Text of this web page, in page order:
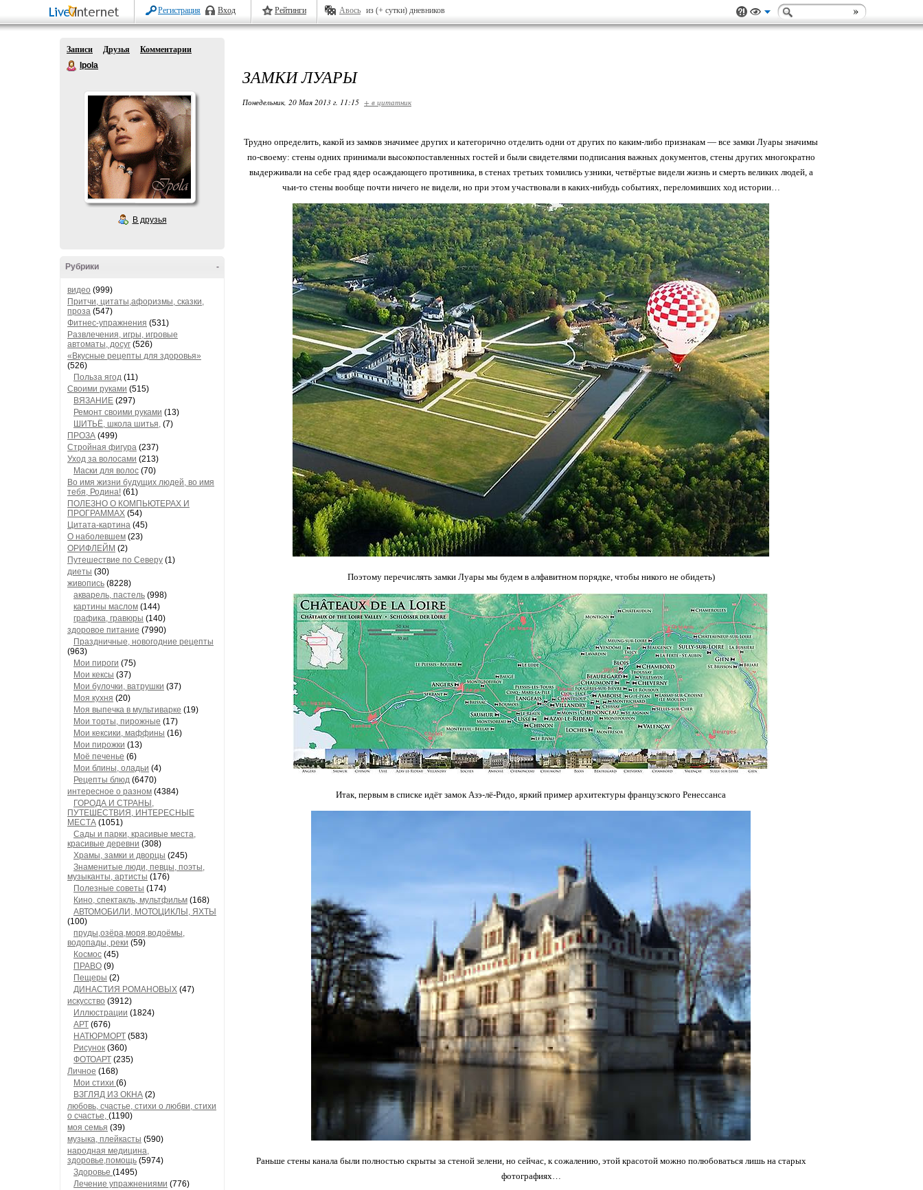
Регистрация Вход Рейтинги Авось из (+ сутки) дневников
Записи Друзья
Комментарии
Ipola
В друзья
-
Рубрики
видео (999)
Притчи, цитаты,афоризмы, сказки,
проза (547)
Фитнес-упражнения (531)
Развлечения, игры, игровые
автоматы, досуг (526)
«Вкусные рецепты для здоровья»
(526)
Польза ягод (11)
Своими руками (515)
ВЯЗАНИЕ (297)
Ремонт своими руками (13)
ШИТЬЁ, школа шитья, (7)
ПРОЗА (499)
Стройная фигура (237)
Уход за волосами (213)
Маски для волос (70)
Во имя жизни будущих людей, во имя
тебя, Родина! (61)
ПОЛЕЗНО О КОМПЬЮТЕРАХ И
ПРОГРАММАХ (54)
Цитата-картина (45)
О наболевшем (23)
ОРИФЛЕЙМ (2)
Путешествие по Северу (1)
диеты (30)
живопись (8228)
акварель, пастель (998)
картины маслом (144)
графика, гравюры (140)
здоровое питание (7990)
Праздничные, новогодние рецепты
(963)
Мои пироги (75)
Мои кексы (37)
Мои булочки, ватрушки (37)
Моя кухня (20)
Моя выпечка в мультиварке (19)
Мои торты, пирожные (17)
Мои кексики, маффины (16)
Мои пирожки (13)
Моё печенье (6)
Мои блины, оладьи (4)
Рецепты блюд (6470)
интересное о разном (4384)
ГОРОДА И СТРАНЫ,
ПУТЕШЕСТВИЯ, ИНТЕРЕСНЫЕ
МЕСТА (1051)
Сады и парки, красивые места,
красивые деревни (308)
Храмы, замки и дворцы (245)
Знаменитые люди, певцы, поэты,
музыканты, артисты (176)
Полезные советы (174)
Кино, спектакль, мультфильм (168)
АВТОМОБИЛИ, МОТОЦИКЛЫ, ЯХТЫ
(100)
пруды,озёра,моря,водоёмы,
водопады, реки (59)
Космос (45)
ПРАВО (9)
Пещеры (2)
ДИНАСТИЯ РОМАНОВЫХ (47)
искусство (3912)
Иллюстрации (1824)
АРТ (676)
НАТЮРМОРТ (583)
Рисунок (360)
ФОТОАРТ (235)
Личное (168)
Мои стихи (6)
ВЗГЛЯД ИЗ ОКНА (2)
любовь, счастье, стихи о любви, стихи
о счастье, (1190)
моя семья (39)
музыка, плейкасты (590)
народная медицина,
здоровье,помощь (5974)
Здоровье (1495)
Лечение упражнениями (776)
ЗАМКИ ЛУАРЫ
Понедельник, 20 Мая 2013 г. 11:15 + в цитатник
Трудно определить, какой из замков значимее других и категорично отделить одни от других по каким-либо признакам — все замки Луары значимы
по-своему: стены одних принимали высокопоставленных гостей и были свидетелями подписания важных документов, стены других многократно
выдерживали на себе град ядер осаждающего противника, в стенах третьих томились узники, четвёртые видели жизнь и смерть великих людей, а
чьи-то стены вообще почти ничего не видели, но при этом участвовали в каких-нибудь событиях, переломивших ход истории…
Поэтому перечислять замки Луары мы будем в алфавитном порядке, чтобы никого не обидеть)
Итак, первым в списке идёт замок Азэ-лё-Ридо, яркий пример архитектуры французского Ренессанса
Раньше стены канала были полностью скрыты за стеной зелени, но сейчас, к сожалению, этой красотой можно полюбоваться лишь на старых
фотографиях…